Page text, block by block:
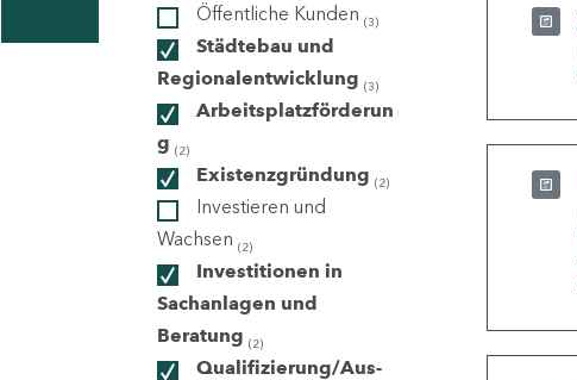
Öffentliche Kunden (3)
Städtebau und
Regionalentwicklung (3)
Arbeitsplatzförderun
g (2)
Existenzgründung (2)
Investieren und
Wachsen (2)
Investitionen in
Sachanlagen und
Beratung (2)
Qualifizierung/Aus-